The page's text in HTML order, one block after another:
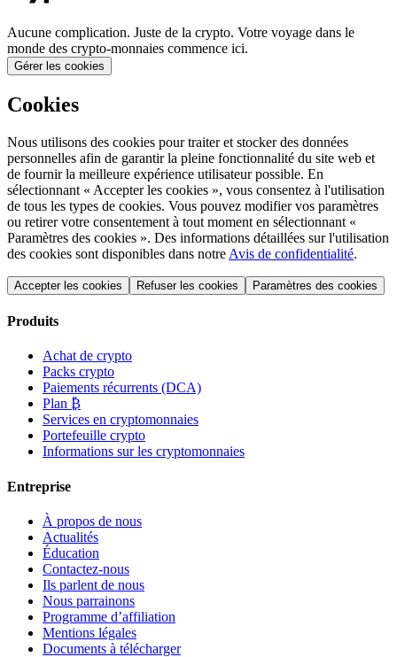
Aucune complication. Juste de la crypto. Votre voyage dans le
monde des crypto-monnaies commence ici.
Gérer les cookies
Cookies
Nous utilisons des cookies pour traiter et stocker des données
personnelles afin de garantir la pleine fonctionnalité du site web et
de fournir la meilleure expérience utilisateur possible. En
sélectionnant « Accepter les cookies », vous consentez à l'utilisation
de tous les types de cookies. Vous pouvez modifier vos paramètres
ou retirer votre consentement à tout moment en sélectionnant «
Paramètres des cookies ». Des informations détaillées sur l'utilisation
des cookies sont disponibles dans notre Avis de confidentialité.
Accepter les cookies Refuser les cookies Paramètres des cookies
Produits
Achat de crypto
Packs crypto
Paiements récurrents (DCA)
Plan ₿
Services en cryptomonnaies
Portefeuille crypto
Informations sur les cryptomonnaies
Entreprise
À propos de nous
Actualités
Éducation
Contactez-nous
Ils parlent de nous
Nous parrainons
Programme d’affiliation
Mentions légales
Documents à télécharger